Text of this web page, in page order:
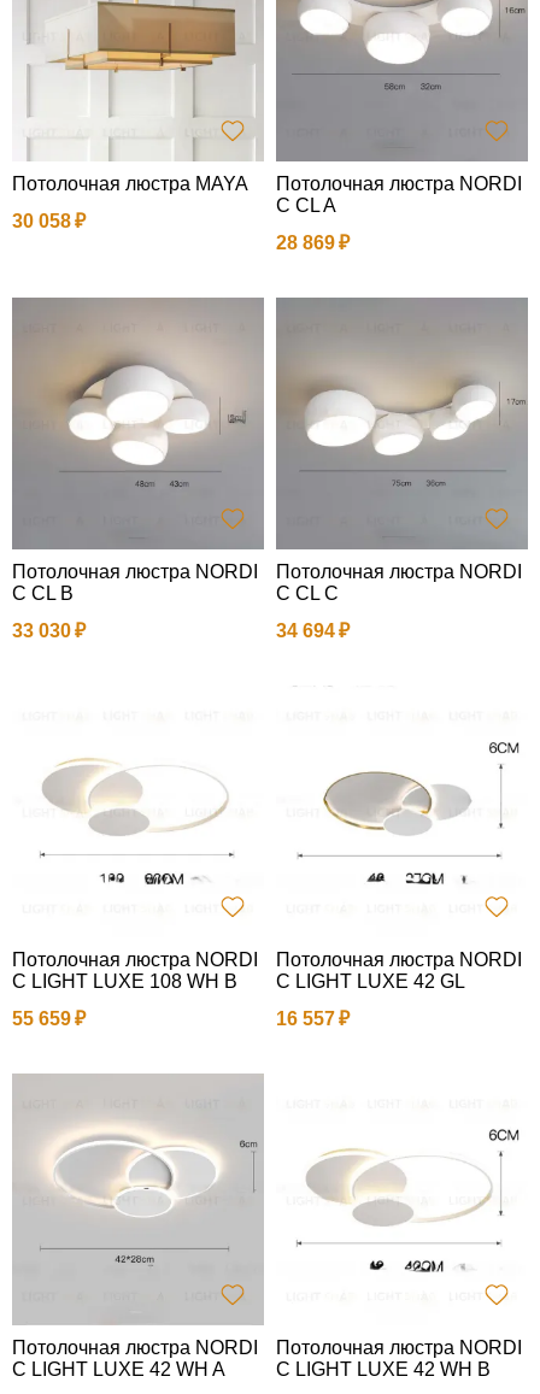
Потолочная люстра MAYA
30 058
Потолочная люстра NORDI
C CL A
28 869
Потолочная люстра NORDI
C CL B
33 030
Потолочная люстра NORDI
C CL C
34 694
Потолочная люстра NORDI
C LIGHT LUXE 108 WH B
55 659
Потолочная люстра NORDI
C LIGHT LUXE 42 GL
16 557
Потолочная люстра NORDI
C LIGHT LUXE 42 WH A
Потолочная люстра NORDI
C LIGHT LUXE 42 WH B